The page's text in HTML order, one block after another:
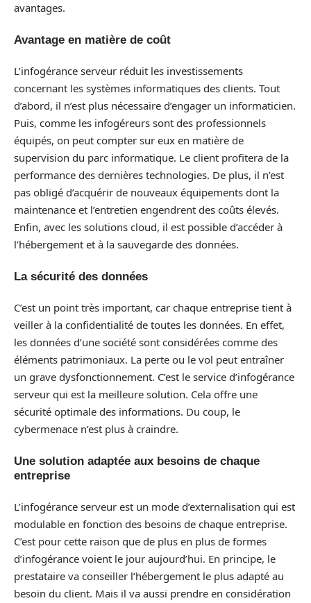
avantages.
Avantage en matière de coût
L’infogérance serveur réduit les investissements
concernant les systèmes informatiques des clients. Tout
d’abord, il n’est plus nécessaire d’engager un informaticien.
Puis, comme les infogéreurs sont des professionnels
équipés, on peut compter sur eux en matière de
supervision du parc informatique. Le client profitera de la
performance des dernières technologies. De plus, il n’est
pas obligé d’acquérir de nouveaux équipements dont la
maintenance et l’entretien engendrent des coûts élevés.
Enfin, avec les solutions cloud, il est possible d’accéder à
l’hébergement et à la sauvegarde des données.
La sécurité des données
C’est un point très important, car chaque entreprise tient à
veiller à la confidentialité de toutes les données. En effet,
les données d’une société sont considérées comme des
éléments patrimoniaux. La perte ou le vol peut entraîner
un grave dysfonctionnement. C’est le service d’infogérance
serveur qui est la meilleure solution. Cela offre une
sécurité optimale des informations. Du coup, le
cybermenace n’est plus à craindre.
Une solution adaptée aux besoins de chaque
entreprise
L’infogérance serveur est un mode d’externalisation qui est
modulable en fonction des besoins de chaque entreprise.
C’est pour cette raison que de plus en plus de formes
d’infogérance voient le jour aujourd’hui. En principe, le
prestataire va conseiller l’hébergement le plus adapté au
besoin du client. Mais il va aussi prendre en considération